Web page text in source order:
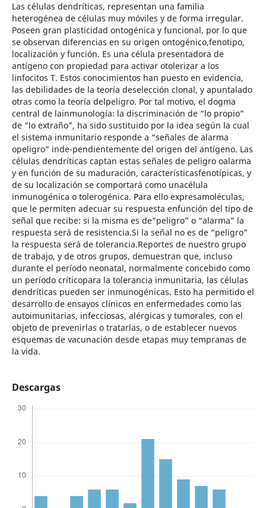
Las células dendríticas, representan una familia
heterogénea de células muy móviles y de forma irregular.
Poseen gran plasticidad ontogénica y funcional, por lo que
se observan diferencias en su origen ontogénico,fenotipo,
localización y función. Es una célula presentadora de
antígeno con propiedad para activar otolerizar a los
linfocitos T. Estos conocimientos han puesto en evidencia,
las debilidades de la teoría deselección clonal, y apuntalado
otras como la teoría delpeligro. Por tal motivo, el dogma
central de lainmunología: la discriminación de “lo propio”
de “lo extraño”, ha sido sustituido por la idea según la cual
el sistema inmunitario responde a “señales de alarma
opeligro” inde-pendientemente del origen del antígeno. Las
células dendríticas captan estas señales de peligro oalarma
y en función de su maduración, característicasfenotípicas, y
de su localización se comportará como unacélula
inmunogénica o tolerogénica. Para ello expresamoléculas,
que le permiten adecuar su respuesta enfunción del tipo de
señal que recibe: si la misma es de“peligro” o “alarma” la
respuesta será de resistencia.Si la señal no es de “peligro”
la respuesta será de tolerancia.Reportes de nuestro grupo
de trabajo, y de otros grupos, demuestran que, incluso
durante el período neonatal, normalmente concebido como
un período críticopara la tolerancia inmunitaria, las células
dendríticas pueden ser inmunogénicas. Esto ha permitido el
desarrollo de ensayos clínicos en enfermedades como las
autoimunitarias, infecciosas, alérgicas y tumorales, con el
objeto de prevenirlas o tratarlas, o de establecer nuevos
esquemas de vacunación desde etapas muy tempranas de
la vida.
Descargas